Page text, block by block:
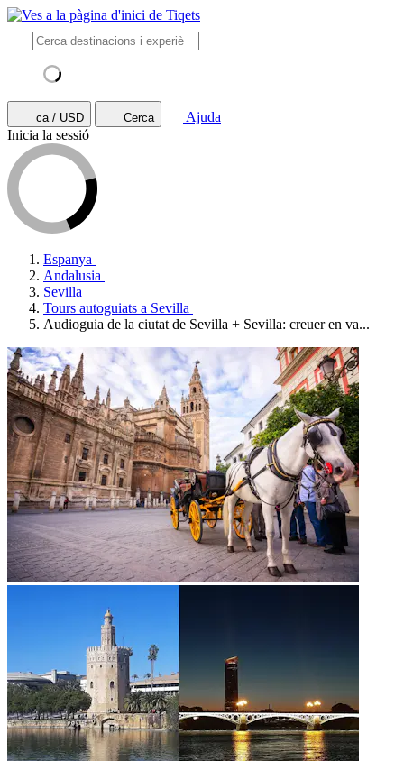
ca / USD Cerca
Ajuda
Inicia la sessió
Espanya
Andalusia
Sevilla
Tours autoguiats a Sevilla
Audioguia de la ciutat de Sevilla + Sevilla: creuer en va...